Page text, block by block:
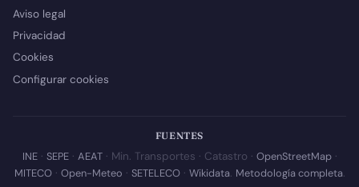
Aviso legal
Privacidad
Cookies
Configurar cookies
FUENTES
INE· SEPE· AEAT· Min. Transportes · Catastro · OpenStreetMap·
MITECO· Open-Meteo · SETELECO· Wikidata. Metodología completa.